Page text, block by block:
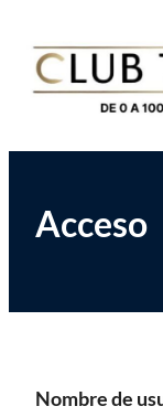
contenido
Club
Acceso
Nombre de